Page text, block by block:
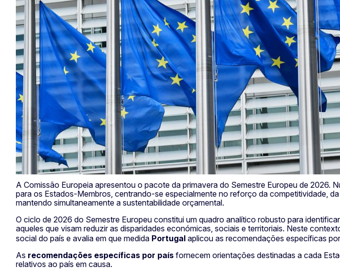
A Comissão Europeia apresentou o pacote da primavera do Semestre Europeu de
para os Estados-Membros, centrando-se especialmente no reforço da competitividade,
mantendo simultaneamente a sustentabilidade orçamental.
O ciclo de 2026 do Semestre Europeu constitui um quadro analítico robusto para
aqueles que visam reduzir as disparidades económicas, sociais e territoriais. Neste
social do país e avalia em que medida Portugal aplicou as recomendações específicas
As recomendações específicas por país fornecem orientações destinadas a cada
relativos ao país em causa.